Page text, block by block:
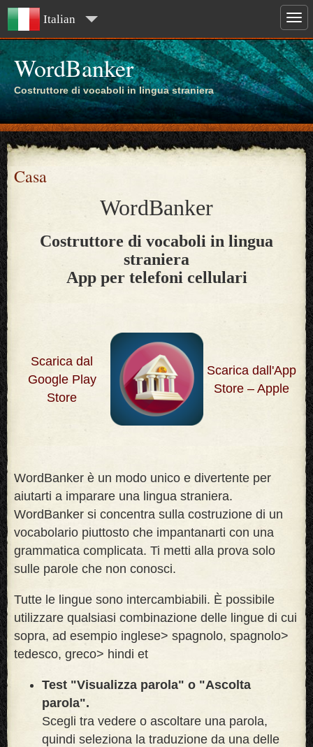
Italian
WordBanker
Costruttore di vocaboli in lingua straniera
Casa
WordBanker
Costruttore di vocaboli in lingua
straniera
App per telefoni cellulari
Scarica dal
Google Play
Store
Scarica dall'App
Store – Apple
WordBanker è un modo unico e divertente per
aiutarti a imparare una lingua straniera.
WordBanker si concentra sulla costruzione di un
vocabolario piuttosto che impantanarti con una
grammatica complicata. Ti metti alla prova solo
sulle parole che non conosci.
Tutte le lingue sono intercambiabili. È possibile
utilizzare qualsiasi combinazione delle lingue di cui
sopra, ad esempio inglese> spagnolo, spagnolo>
tedesco, greco> hindi et
Test "Visualizza parola" o "Ascolta
parola".
Scegli tra vedere o ascoltare una parola,
quindi seleziona la traduzione da una delle